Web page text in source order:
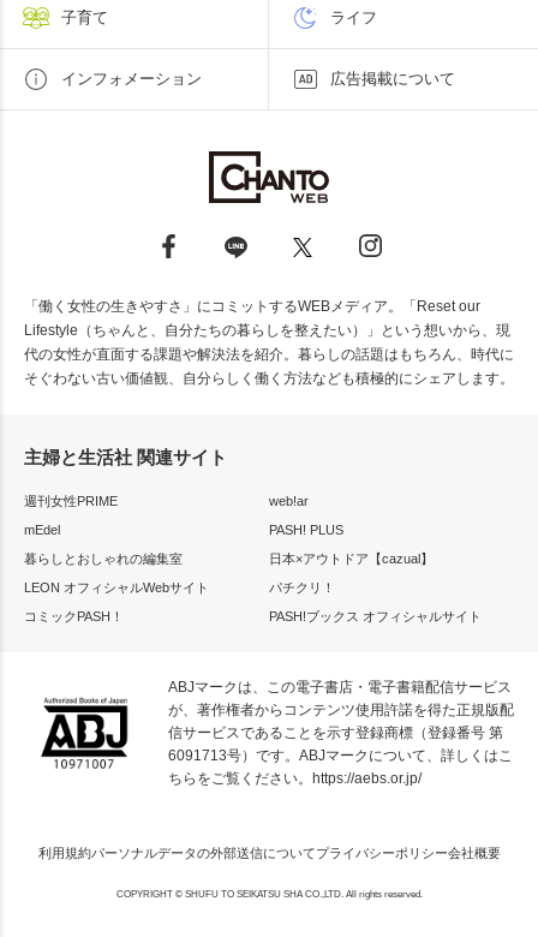
子育て ライフ
インフォメーション 広告掲載について
「働く女性の生きやすさ」にコミットするWEBメディア。「Reset our
Lifestyle（ちゃんと、自分たちの暮らしを整えたい）」という想いから、現
代の女性が直面する課題や解決法を紹介。暮らしの話題はもちろん、時代に
そぐわない古い価値観、自分らしく働く方法なども積極的にシェアします。
主婦と生活社 関連サイト
週刊女性PRIME
web!ar
mEdel
PASH! PLUS
暮らしとおしゃれの編集室
日本×アウトドア【cazual】
LEON オフィシャルWebサイト
パチクリ！
コミックPASH！
PASH!ブックス オフィシャルサイト
ABJマークは、この電子書店・電子書籍配信サービス
が、著作権者からコンテンツ使用許諾を得た正規版配
信サービスであることを示す登録商標（登録番号 第
6091713号）です。ABJマークについて、詳しくはこ
ちらをご覧ください。 https://aebs.or.jp/
利用規約パーソナルデータの外部送信についてプライバシーポリシー会社概要
COPYRIGHT © SHUFU TO SEIKATSU SHA CO.,LTD. All rights reserved.